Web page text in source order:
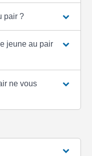
pair ?
jeune au pair
ne vous